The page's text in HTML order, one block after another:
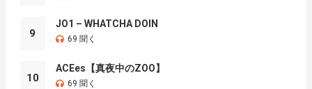
9
JO1 – WHATCHA DOIN
69 聞く
10
ACEes【真夜中のZOO】
69 聞く